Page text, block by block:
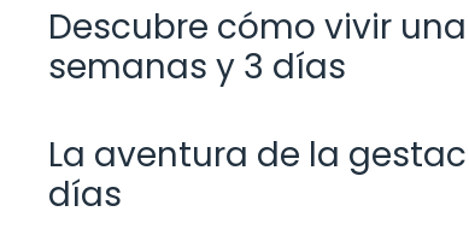
Descubre cómo vivir
semanas y 3 días
La aventura de la
días